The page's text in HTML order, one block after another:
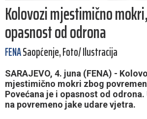
Kolovozi mjestimično
opasnost od odrona
FENASaopćenje, Foto/ Ilustracija
SARAJEVO, 4. juna (FENA) -
mjestimično mokri zbog
Povećana je i opasnost od odrona.
na povremeno jake udare vjetra.